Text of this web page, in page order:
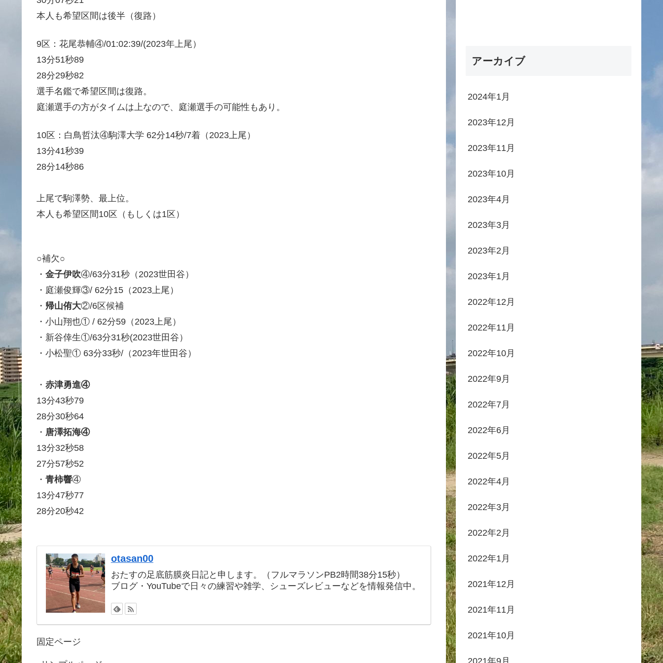
本人も希望区間は後半（復路）
9区：花尾恭輔④/01:02:39/(2023年上尾）
13分51秒89
28分29秒82
選手名鑑で希望区間は復路。
庭瀬選手の方がタイムは上なので、庭瀬選手の可能性もあり。
10区：白鳥哲汰④駒澤大学 62分14秒/7着（2023上尾）
13分41秒39
28分14秒86
上尾で駒澤勢、最上位。
本人も希望区間10区（もしくは1区）
○補欠○
・ 金子伊吹④/63分31秒（2023世田谷）
・庭瀬俊輝③/ 62分15（2023上尾）
・ 帰山侑大②/6区候補
・小山翔也① / 62分59（2023上尾）
・新谷倖生①/63分31秒(2023世田谷）
・小松聖① 63分33秒/（2023年世田谷）
・ 赤津勇進④
13分43秒79
28分30秒64
・ 唐澤拓海④
13分32秒58
27分57秒52
・ 青柿響④
13分47秒77
28分20秒42
otasan00
おたすの足底筋膜炎日記と申します。（フルマラソンPB2時間38分15秒）
ブログ・YouTubeで日々の練習や雑学、シューズレビューなどを情報発信中。
固定ページ
アーカイブ
2024年1月
2023年12月
2023年11月
2023年10月
2023年4月
2023年3月
2023年2月
2023年1月
2022年12月
2022年11月
2022年10月
2022年9月
2022年7月
2022年6月
2022年5月
2022年4月
2022年3月
2022年2月
2022年1月
2021年12月
2021年11月
2021年10月